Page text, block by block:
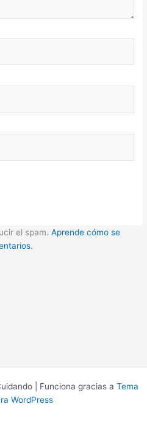
el spam.Aprende cómo se
| Funciona gracias a Tema
WordPress